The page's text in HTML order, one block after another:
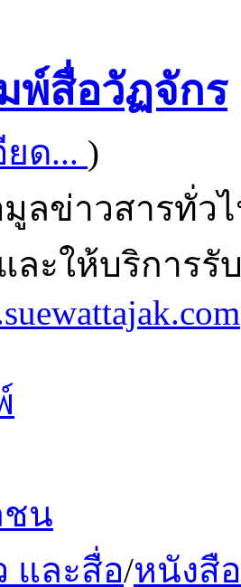
พ์สื่อวัฏจักร
ยด... )
ลข่าวสารทั่ว
ละให้บริการ
ชน
และสื่อ/หนังสื